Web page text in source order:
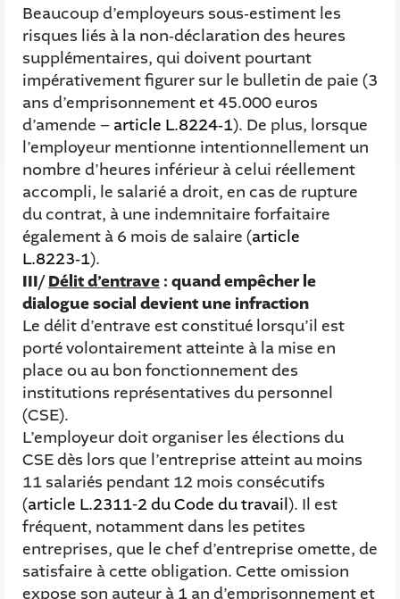
Beaucoup d’employeurs sous‑estiment les
risques liés à la non‑déclaration des heures
supplémentaires, qui doivent pourtant
impérativement figurer sur le bulletin de paie (3
ans d’emprisonnement et 45.000 euros
d’amende – article L.8224‑1). De plus, lorsque
l’employeur mentionne intentionnellement un
nombre d’heures inférieur à celui réellement
accompli, le salarié a droit, en cas de rupture
du contrat, à une indemnitaire forfaitaire
également à 6 mois de salaire (article
L.8223‑1).
III/Délit d’entrave : quand empêcher le
dialogue social devient une infraction
Le délit d’entrave est constitué lorsqu’il est
porté volontairement atteinte à la mise en
place ou au bon fonctionnement des
institutions représentatives du personnel
(CSE).
L’employeur doit organiser les élections du
CSE dès lors que l’entreprise atteint au moins
11 salariés pendant 12 mois consécutifs
(article L.2311-2 du Code du travail). Il est
fréquent, notamment dans les petites
entreprises, que le chef d’entreprise omette, de
satisfaire à cette obligation. Cette omission
expose son auteur à 1 an d’emprisonnement et